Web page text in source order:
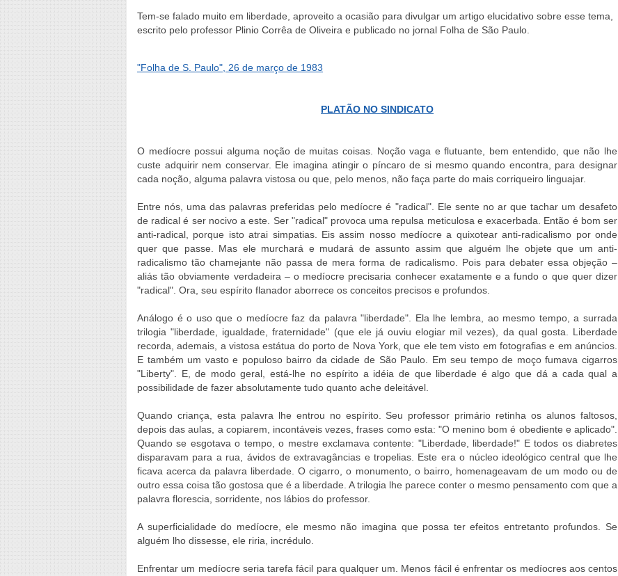
Tem-se falado muito em liberdade, aproveito a ocasião para divulgar um artigo elucidativo sobre esse tema,
escrito pelo professor Plinio Corrêa de Oliveira e publicado no jornal Folha de São Paulo.
"Folha de S. Paulo", 26 de março de 1983
PLATÃO NO SINDICATO
O medíocre possui alguma noção de muitas coisas. Noção vaga e flutuante, bem entendido, que não lhe
custe adquirir nem conservar. Ele imagina atingir o píncaro de si mesmo quando encontra, para designar
cada noção, alguma palavra vistosa ou que, pelo menos, não faça parte do mais corriqueiro linguajar.
Entre nós, uma das palavras preferidas pelo medíocre é "radical". Ele sente no ar que tachar um desafeto
de radical é ser nocivo a este. Ser "radical" provoca uma repulsa meticulosa e exacerbada. Então é bom ser
anti-radical, porque isto atrai simpatias. Eis assim nosso medíocre a quixotear anti-radicalismo por onde
quer que passe. Mas ele murchará e mudará de assunto assim que alguém lhe objete que um anti-
radicalismo tão chamejante não passa de mera forma de radicalismo. Pois para debater essa objeção –
aliás tão obviamente verdadeira – o medíocre precisaria conhecer exatamente e a fundo o que quer dizer
"radical". Ora, seu espírito flanador aborrece os conceitos precisos e profundos.
Análogo é o uso que o medíocre faz da palavra "liberdade". Ela lhe lembra, ao mesmo tempo, a surrada
trilogia "liberdade, igualdade, fraternidade" (que ele já ouviu elogiar mil vezes), da qual gosta. Liberdade
recorda, ademais, a vistosa estátua do porto de Nova York, que ele tem visto em fotografias e em anúncios.
E também um vasto e populoso bairro da cidade de São Paulo. Em seu tempo de moço fumava cigarros
"Liberty". E, de modo geral, está-lhe no espírito a idéia de que liberdade é algo que dá a cada qual a
possibilidade de fazer absolutamente tudo quanto ache deleitável.
Quando criança, esta palavra lhe entrou no espírito. Seu professor primário retinha os alunos faltosos,
depois das aulas, a copiarem, incontáveis vezes, frases como esta: "O menino bom é obediente e aplicado".
Quando se esgotava o tempo, o mestre exclamava contente: "Liberdade, liberdade!" E todos os diabretes
disparavam para a rua, ávidos de extravagâncias e tropelias. Este era o núcleo ideológico central que lhe
ficava acerca da palavra liberdade. O cigarro, o monumento, o bairro, homenageavam de um modo ou de
outro essa coisa tão gostosa que é a liberdade. A trilogia lhe parece conter o mesmo pensamento com que a
palavra florescia, sorridente, nos lábios do professor.
A superficialidade do medíocre, ele mesmo não imagina que possa ter efeitos entretanto profundos. Se
alguém lho dissesse, ele riria, incrédulo.
Enfrentar um medíocre seria tarefa fácil para qualquer um. Menos fácil é enfrentar os medíocres aos centos